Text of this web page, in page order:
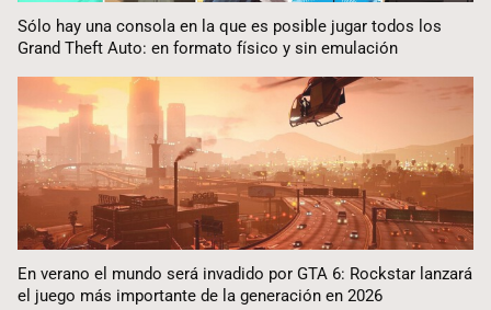
Sólo hay una consola en la que es posible jugar todos los
Grand Theft Auto: en formato físico y sin emulación
En verano el mundo será invadido por GTA 6: Rockstar lanzará
el juego más importante de la generación en 2026